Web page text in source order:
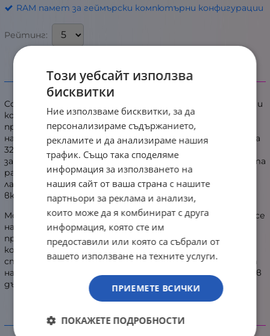
RAM памет за геймърски компютърни конфигурации
Рейтинг:
Информация
Corsair Vengeance SODIMM DDR4 е ъпгрейд за лаптопи и
компактни системи, който осигурява висока
производителност и надеждност без сложни
настройки. Комплектът от 16 GB (2 × 8 GB) работи на
3200 MHz с латентност CL22, което ускорява
зареждането на приложения, игрите и многозадачната
работа. Паметта е съвместима с широка гама
лаптопи и мини РС-та с процесори Intel и AMD,
включително Intel NUC.
Модулите са „plug-and-play“ по JEDEC и автоматично се
настройват на максималната поддържана скорост
при съвместими системи – без нужда от BIOS
конфигурация. Работното напрежение 1.20 V,
строгият фабричен тест и доказаната надеждност
на серията Vengeance гарантират стабилна работа в
дългосрочен план.
Детайлни характеристики
Този уебсайт използва
бисквитки
Ние използваме бисквитки, за да
персонализираме съдържанието,
рекламите и да анализираме нашия
трафик. Също така споделяме
информация за използването на
нашия сайт от ваша страна с нашите
партньори за реклама и анализи,
които може да я комбинират с друга
информация, която сте им
предоставили или която са събрали от
вашето използване на техните услуги.
ПРИЕМЕТЕ ВСИЧКИ
ПОКАЖЕТЕ ПОДРОБНОСТИ